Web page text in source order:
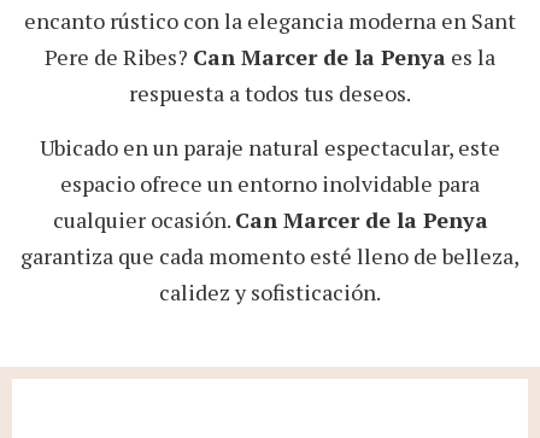
encanto rústico con la elegancia moderna en Sant
Pere de Ribes? Can Marcer de la Penya es la
respuesta a todos tus deseos.
Ubicado en un paraje natural espectacular, este
espacio ofrece un entorno inolvidable para
cualquier ocasión. Can Marcer de la Penya
garantiza que cada momento esté lleno de belleza,
calidez y sofisticación.